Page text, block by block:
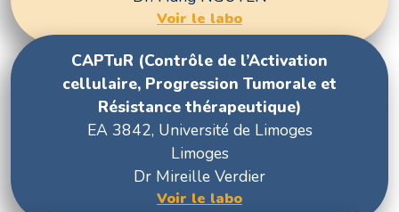
Voir le labo
CAPTuR (Contrôle de l’Activation
cellulaire, Progression Tumorale et
Résistance thérapeutique)
EA 3842, Université de Limoges
Limoges
Dr Mireille Verdier
Voir le labo